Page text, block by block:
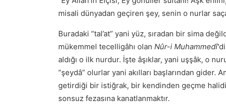
misali dünyadan geçiren şey, senin o nurlar
Buradaki “tal’at” yani yüz, sıradan bir sima
mükemmel tecelligâhı olan Nûr-i Muhammedî
aldığı o ilk nurdur. İşte âşıklar, yani uşşâk, o
“şeydâ” olurlar yani akılları başlarından
getirdiği bir istiğrak, bir kendinden geçme
sonsuz fezasına kanatlanmaktır.